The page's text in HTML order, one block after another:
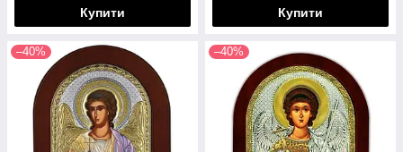
Купити Купити
–40% –40%